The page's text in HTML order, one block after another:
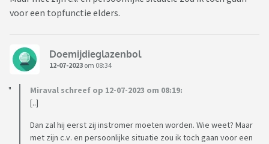
voor een topfunctie elders.
Doemijdieglazenbol
12-07-2023 om 08:34
Miraval schreef op 12-07-2023 om 08:19:
[..]
Dan zal hij eerst zij instromer moeten worden. Wie weet? Maar
met zijn c.v. en persoonlijke situatie zou ik toch gaan voor een